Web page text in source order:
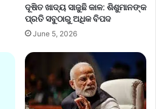
ଦୂଷିତ ଖାଦ୍ୟ ସାଜୁଛି କାଳ: ଶିଶୁମାନଙ୍କ
ପ୍ରତି ସବୁଠାରୁ ଅଧିକ ବିପଦ
June 5, 2026